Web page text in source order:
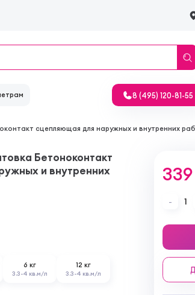
8 (495) 120-81-55
сцепляющая для наружных и внутренних
Бетоноконтакт
и внутренних
6 кг
3.3-4 кв.м/л
12 кг
3.3-4 кв.м/л
- 1